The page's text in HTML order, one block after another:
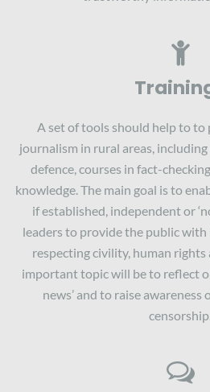
A set of tools should help to
journalism in rural areas,
defence, courses in fact-
knowledge. The main goal is to
if established, independent or
leaders to provide the public
respecting civility, human
important topic will be to reflect
news’ and to raise awareness